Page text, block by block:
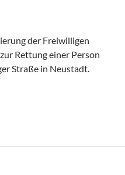
der Freiwilligen
Rettung einer Person
Straße in Neustadt.